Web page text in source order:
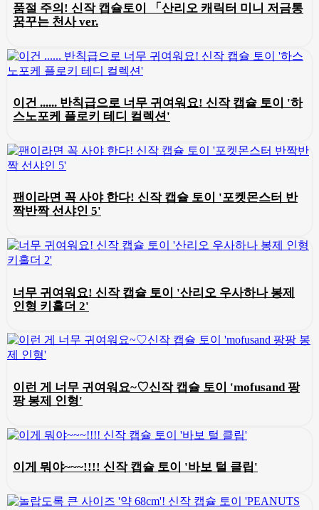
품절 주의! 신작 캡슐토이 「산리오 캐릭터 미니 저금통
꿈꾸는 천사 ver.
이건 ...... 반칙급으로 너무 귀여워요! 신작 캡슐 토이 '하
스노포케 플로키 테디 컬렉션'
팬이라면 꼭 사야 한다! 신작 캡슐 토이 '포켓몬스터 반
짝반짝 선샤인 5'
너무 귀여워요! 신작 캡슐 토이 '산리오 우사하나 봉제
인형 키홀더 2'
이런 게 너무 귀여워요~♡신작 캡슐 토이 'mofusand 팡
팡 봉제 인형'
이게 뭐야~~~!!!! 신작 캡슐 토이 '바보 털 클립'